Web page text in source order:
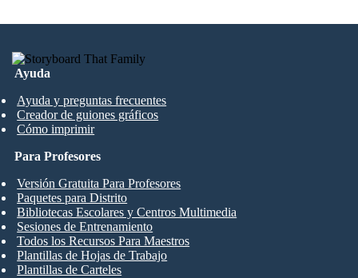
Ayuda
Ayuda y preguntas frecuentes
Creador de guiones gráficos
Cómo imprimir
Para Profesores
Versión Gratuita Para Profesores
Paquetes para Distrito
Bibliotecas Escolares y Centros Multimedia
Sesiones de Entrenamiento
Todos los Recursos Para Maestros
Plantillas de Hojas de Trabajo
Plantillas de Carteles